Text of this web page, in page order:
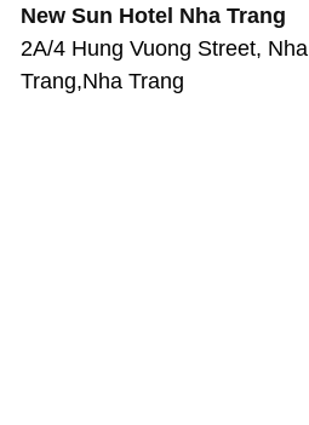
New Sun Hotel Nha Trang
2A/4 Hung Vuong Street, Nha
Trang,Nha Trang